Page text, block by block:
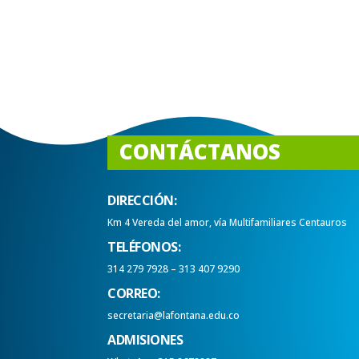
CONTÁCTANOS
DIRECCIÓN:
Km 4 Vereda del amor, vía Multifamiliares Centauros
TELÉFONOS:
314 279 7928 – 313 407 9290
CORREO:
secretaria@lafontana.edu.co
ADMISIONES